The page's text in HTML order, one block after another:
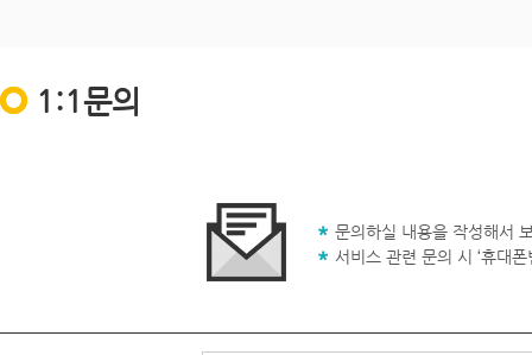
1:1문의
문의하실 내용을 작성해서
서비스 관련 문의 시 ‘휴대